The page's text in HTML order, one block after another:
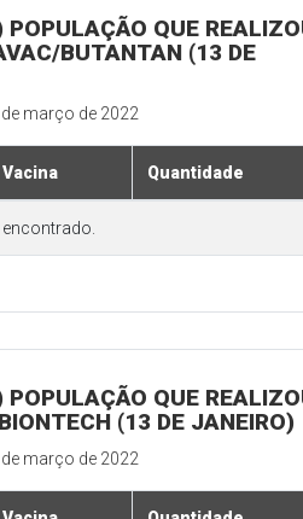
POPULAÇÃO QUE
BUTANTAN (13 DE
março de 2022
Vacina Quantidade
POPULAÇÃO QUE
(13 DE JANEIRO)
março de 2022